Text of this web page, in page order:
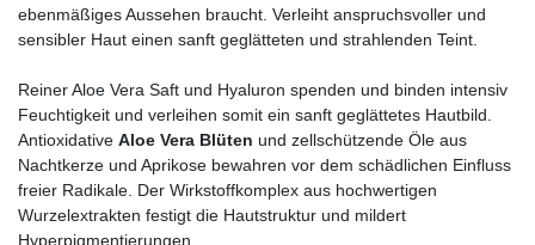
ebenmäßiges Aussehen braucht. Verleiht anspruchsvoller und
sensibler Haut einen sanft geglätteten und strahlenden Teint.
Reiner Aloe Vera Saft und Hyaluron spenden und binden intensiv
Feuchtigkeit und verleihen somit ein sanft geglättetes Hautbild.
Antioxidative Aloe Vera Blüten und zellschützende Öle aus
Nachtkerze und Aprikose bewahren vor dem schädlichen Einfluss
freier Radikale. Der Wirkstoffkomplex aus hochwertigen
Wurzelextrakten festigt die Hautstruktur und mildert
Hyperpigmentierungen.